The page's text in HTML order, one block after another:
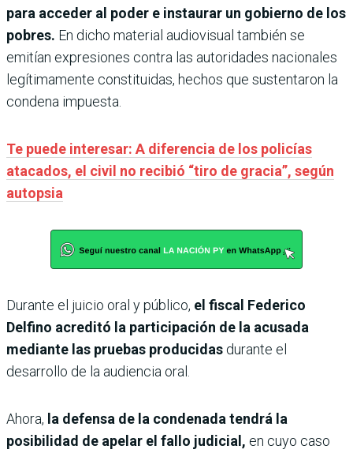
para acceder al poder e instaurar un gobierno de los
pobres. En dicho material audiovisual también se
emitían expresiones contra las autoridades nacionales
legítimamente constituidas, hechos que sustentaron la
condena impuesta.
Te puede interesar: A diferencia de los policías
atacados, el civil no recibió “tiro de gracia”, según
autopsia
Durante el juicio oral y público, el fiscal Federico
Delfino acreditó la participación de la acusada
mediante las pruebas producidas durante el
desarrollo de la audiencia oral.
Ahora, la defensa de la condenada tendrá la
posibilidad de apelar el fallo judicial, en cuyo caso